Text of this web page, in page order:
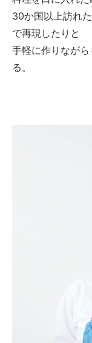
30か国以上訪れ
で再現したりと
手軽に作りなが
る。